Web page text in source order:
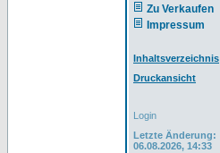
Zu Verkaufen
Impressum
Inhaltsverzeichnis
Druckansicht
Login
Letzte Änderung:
06.08.2026, 14:33